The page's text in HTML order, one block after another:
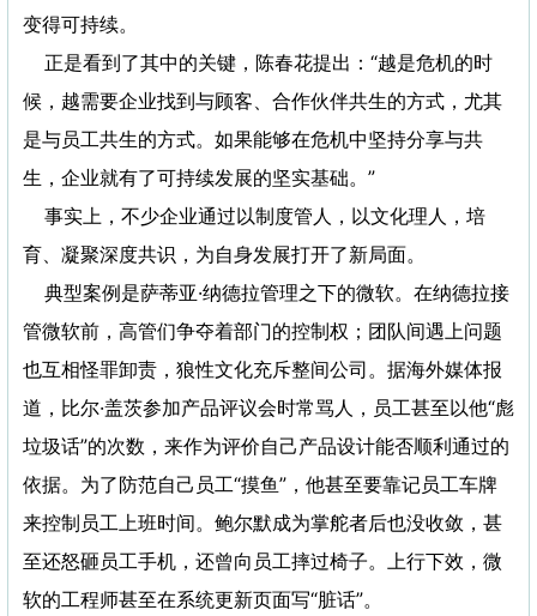
变得可持续。
正是看到了其中的关键，陈春花提出：“越是危机的时
候，越需要企业找到与顾客、合作伙伴共生的方式，尤其
是与员工共生的方式。如果能够在危机中坚持分享与共
生，企业就有了可持续发展的坚实基础。”
事实上，不少企业通过以制度管人，以文化理人，培
育、凝聚深度共识，为自身发展打开了新局面。
典型案例是萨蒂亚·纳德拉管理之下的微软。在纳德拉接
管微软前，高管们争夺着部门的控制权；团队间遇上问题
也互相怪罪卸责，狼性文化充斥整间公司。据海外媒体报
道，比尔·盖茨参加产品评议会时常骂人，员工甚至以他“彪
垃圾话”的次数，来作为评价自己产品设计能否顺利通过的
依据。为了防范自己员工“摸鱼”，他甚至要靠记员工车牌
来控制员工上班时间。鲍尔默成为掌舵者后也没收敛，甚
至还怒砸员工手机，还曾向员工摔过椅子。上行下效，微
软的工程师甚至在系统更新页面写“脏话”。